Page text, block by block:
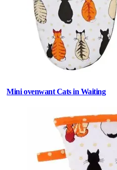
Mini ovenwant Cats in Waiting